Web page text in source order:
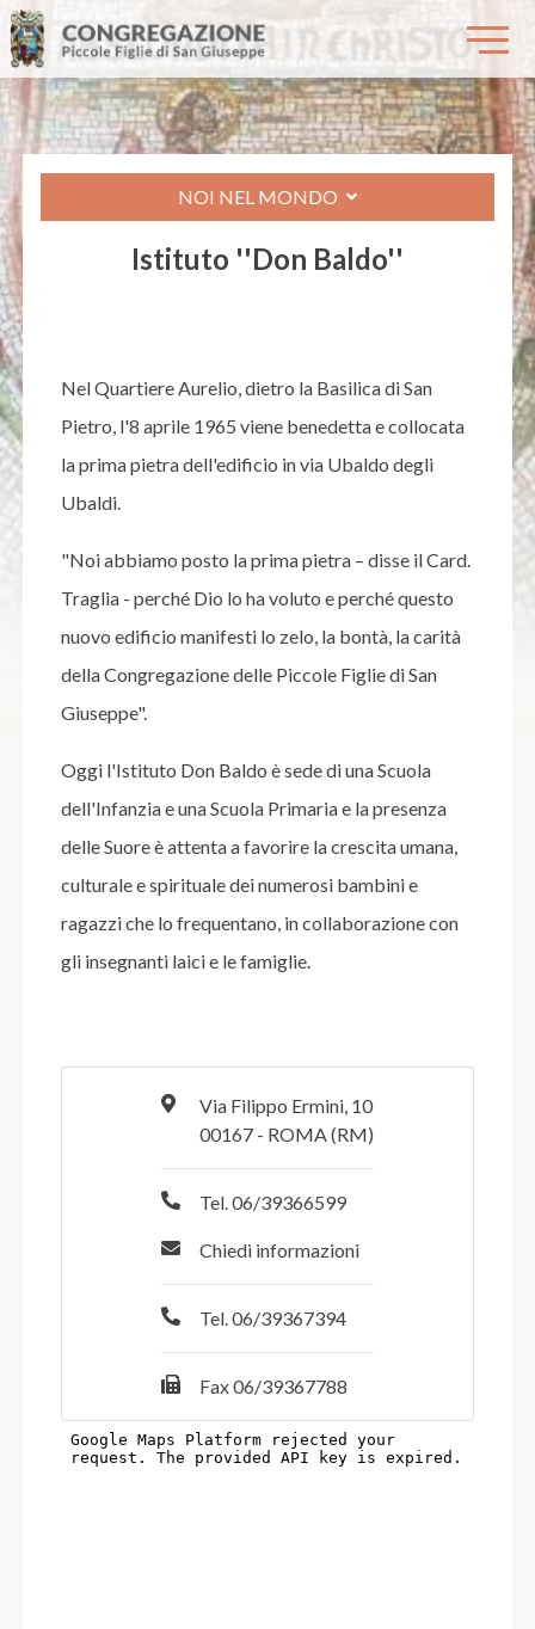
Istituto ''Don Baldo''
Nel Quartiere Aurelio, dietro la Basilica di San
Pietro, l'8 aprile 1965 viene benedetta e collocata
la prima pietra dell'edificio in via Ubaldo degli
Ubaldi.
"Noi abbiamo posto la prima pietra – disse il Card.
Traglia - perché Dio lo ha voluto e perché questo
nuovo edificio manifesti lo zelo, la bontà, la carità
della Congregazione delle Piccole Figlie di San
Giuseppe".
Oggi l'Istituto Don Baldo è sede di una Scuola
dell'Infanzia e una Scuola Primaria e la presenza
delle Suore è attenta a favorire la crescita umana,
culturale e spirituale dei numerosi bambini e
ragazzi che lo frequentano, in collaborazione con
gli insegnanti laici e le famiglie.
Via Filippo Ermini, 10
00167 - ROMA (RM)
Tel. 06/39366599
Chiedi informazioni
Tel. 06/39367394
Fax 06/39367788
NOI NEL MONDO